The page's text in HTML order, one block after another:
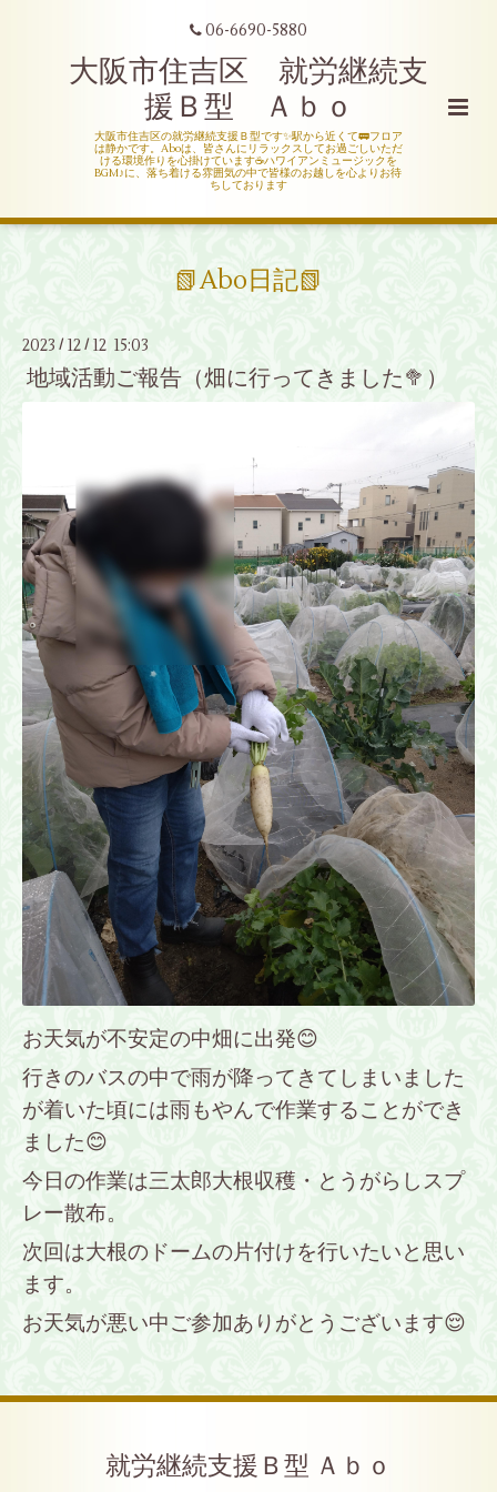
06-6690-5880
大阪市住吉区 就労継続支
援Ｂ型 Ａｂｏ
大阪市住吉区の就労継続支援Ｂ型です✨駅から近くて🚃フロア
は静かです。Aboは、皆さんにリラックスしてお過ごしいただ
ける環境作りを心掛けています☕ハワイアンミュージックを
BGM♪に、落ち着ける雰囲気の中で皆様のお越しを心よりお待
ちしております
📗Abo日記📗
2023 / 12 / 12 15:03
地域活動ご報告（畑に行ってきました🥦）
お天気が不安定の中畑に出発😊
行きのバスの中で雨が降ってきてしまいました
が着いた頃には雨もやんで作業することができ
ました😊
今日の作業は三太郎大根収穫・とうがらしスプ
レー散布。
次回は大根のドームの片付けを行いたいと思い
ます。
お天気が悪い中ご参加ありがとうございます😌
就労継続支援Ｂ型 Ａｂｏ